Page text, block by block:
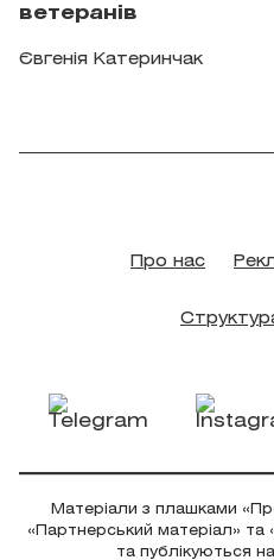
ветеранів
Євгенія Катеринчак
Про нас
Матеріали з плашками
«Партнерський матеріал»
та публікуються